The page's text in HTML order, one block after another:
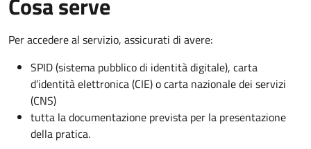
Per accedere al servizio, assicurati di avere:
SPID (sistema pubblico di identità digitale), carta
d’identità elettronica (CIE) o carta nazionale dei servizi
(CNS)
tutta la documentazione prevista per la presentazione
della pratica.